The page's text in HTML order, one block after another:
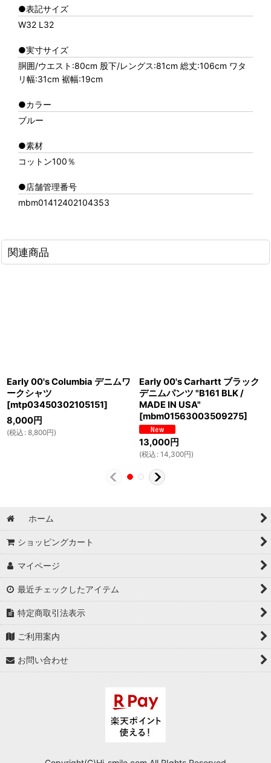
●表記サイズ
W32 L32
●実寸サイズ
胴囲/ウエスト:80cm 股下/レングス:81cm 総丈:106cm ワタ
リ幅:31cm 裾幅:19cm
●カラー
ブルー
●素材
コットン100％
●店舗管理番号
mbm01412402104353
関連商品
Early 00's Columbia デニムワ
ークシャツ
[mtp03450302105151]
8,000円
(税込 : 8,800円)
Early 00's Carhartt ブラック
デニムパンツ "B161 BLK /
MADE IN USA"
[mbm01563003509275]
13,000円
(税込 : 14,300円)
ホーム
ショッピングカート
マイページ
最近チェックしたアイテム
特定商取引法表示
ご利用案内
お問い合わせ